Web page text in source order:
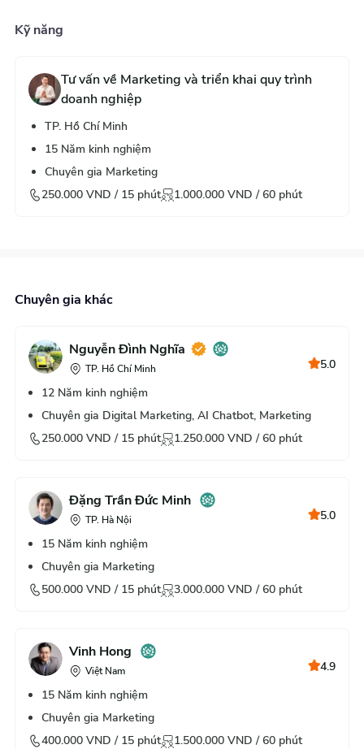
Kỹ năng
Tư vấn về Marketing và triển khai quy trình
doanh nghiệp
TP. Hồ Chí Minh
15 Năm kinh nghiệm
Chuyên gia Marketing
250.000 VND / 15 phút 1.000.000 VND /60 phút
Chuyên gia khác
Nguyễn Đình Nghĩa
TP. Hồ Chí Minh
5.0
12 Năm kinh nghiệm
Chuyên gia Digital Marketing, AI Chatbot, Marketing
250.000 VND / 15 phút 1.250.000 VND /60 phút
Đặng Trần Đức Minh
TP. Hà Nội
5.0
15 Năm kinh nghiệm
Chuyên gia Marketing
500.000 VND / 15 phút 3.000.000 VND /60 phút
Vinh Hong
Việt Nam
4.9
15 Năm kinh nghiệm
Chuyên gia Marketing
400.000 VND / 15 phút 1.500.000 VND /60 phút